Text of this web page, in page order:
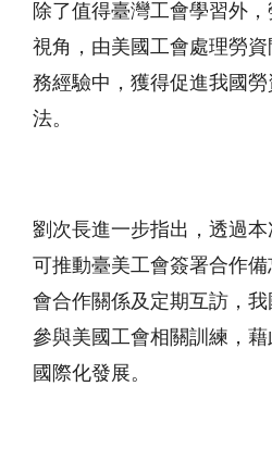
除了值得臺灣工會學習外
視角，由美國工會處理勞
務經驗中，獲得促進我國
法。
劉次長進一步指出，透過
可推動臺美工會簽署合作
會合作關係及定期互訪，
參與美國工會相關訓練，
國際化發展。